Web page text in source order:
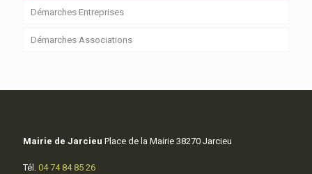
Démarches Entreprises
Démarches Associations
Mairie de Jarcieu Place de la Mairie 38270 Jarcieu
Tél. 04 74 84 85 26